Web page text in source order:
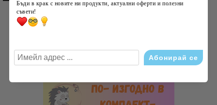
Бъди в крак с новите ни продукти, актуални оферти и полезни
съвети!